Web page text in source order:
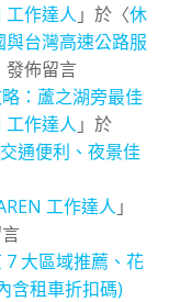
工作達人 」於〈休
台灣高速公路服
發佈留言
：蘆之湖旁最佳
工作達人 」於
通便利、夜景佳
工作達人 」
7 大區域推薦、花
含租車折扣碼)